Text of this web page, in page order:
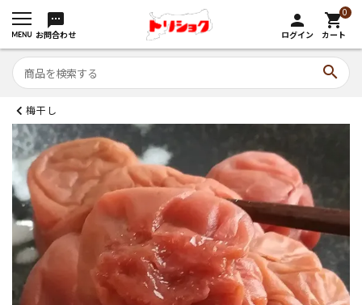
sms
お問合わせ
person
ログイン
0
shopping_cart
カート
search
梅干し